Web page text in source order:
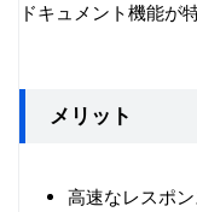
ドキュメント機能が
メリット
高速なレスポ